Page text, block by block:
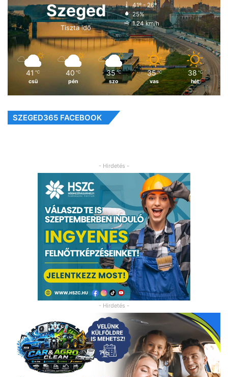
Szeged
Tiszta idő
41º - 26º
25%
1.24 km/h
41 ℃
csü
40 ℃
pén
35 ℃
szo
35 ℃
vas
38 ℃
hét
SZEGED365 FACEBOOK
- Hirdetés -
- Hirdetés -